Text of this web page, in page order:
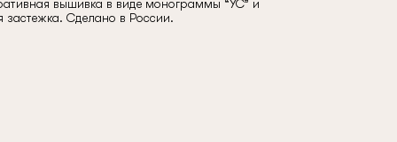
вышивка в виде монограммы “УС” и
застежка. Сделано в России.